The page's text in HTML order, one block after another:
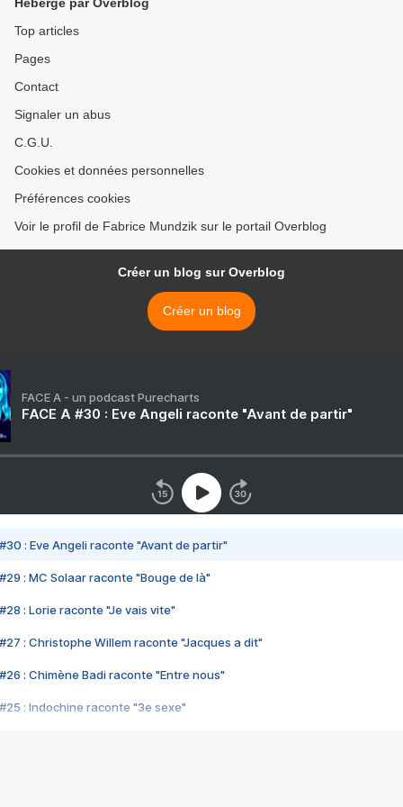
Top articles
Pages
Contact
Signaler un abus
C.G.U.
Cookies et données personnelles
Préférences cookies
Voir le profil de Fabrice Mundzik sur le portail Overblog
Créer un blog sur Overblog
Créer un blog
FACE A - un podcast Purecharts
FACE A #30 : Eve Angeli raconte "Avant de partir"
#30 : Eve Angeli raconte "Avant de partir"
#29 : MC Solaar raconte "Bouge de là"
#28 : Lorie raconte "Je vais vite"
#27 : Christophe Willem raconte "Jacques a dit"
#26 : Chimène Badi raconte "Entre nous"
#25 : Indochine raconte "3e sexe"